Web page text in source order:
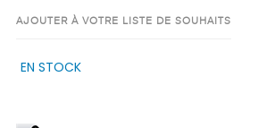
AJOUTER À VOTRE LISTE DE SOUHAITS
EN STOCK